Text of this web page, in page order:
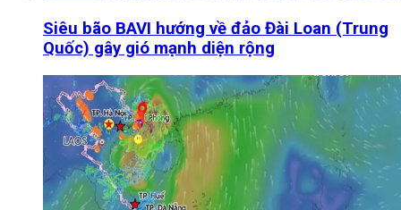
Siêu bão BAVI hướng về đảo Đài Loan (Trung
Quốc) gây gió mạnh diện rộng